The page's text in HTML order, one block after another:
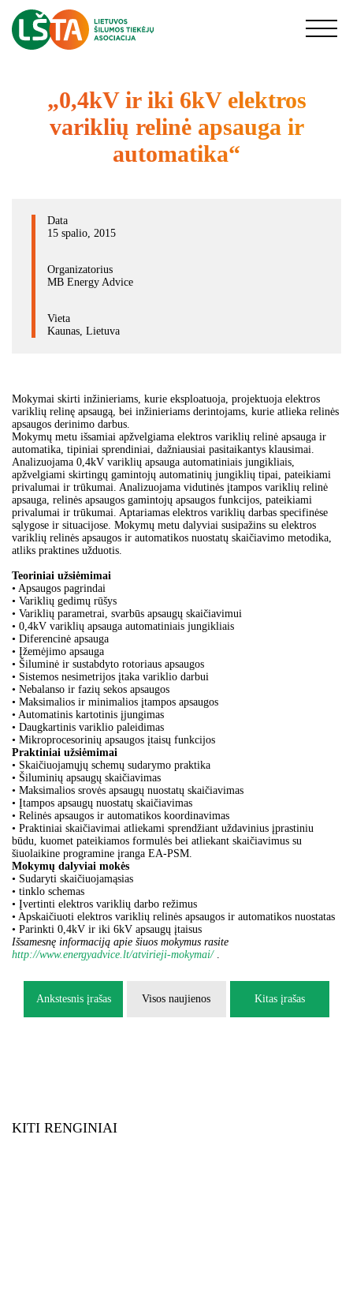
Asociacija
„0,4kV ir iki 6kV elektros
variklių relinė apsauga ir
automatika“
Data
15 spalio, 2015
Organizatorius
MB Energy Advice
Vieta
Kaunas, Lietuva
Mokymai skirti inžinieriams, kurie eksploatuoja, projektuoja elektros
variklių relinę apsaugą, bei inžinieriams derintojams, kurie atlieka relinės
apsaugos derinimo darbus.
Mokymų metu išsamiai apžvelgiama elektros variklių relinė apsauga ir
automatika, tipiniai sprendiniai, dažniausiai pasitaikantys klausimai.
Analizuojama 0,4kV variklių apsauga automatiniais jungikliais,
apžvelgiami skirtingų gamintojų automatinių jungiklių tipai, pateikiami
privalumai ir trūkumai. Analizuojama vidutinės įtampos variklių relinė
apsauga, relinės apsaugos gamintojų apsaugos funkcijos, pateikiami
privalumai ir trūkumai. Aptariamas elektros variklių darbas specifinėse
sąlygose ir situacijose. Mokymų metu dalyviai susipažins su elektros
variklių relinės apsaugos ir automatikos nuostatų skaičiavimo metodika,
atliks praktines užduotis.
Teoriniai užsiėmimai
• Apsaugos pagrindai
• Variklių gedimų rūšys
• Variklių parametrai, svarbūs apsaugų skaičiavimui
• 0,4kV variklių apsauga automatiniais jungikliais
• Diferencinė apsauga
• Įžemėjimo apsauga
• Šiluminė ir sustabdyto rotoriaus apsaugos
• Sistemos nesimetrijos įtaka variklio darbui
• Nebalanso ir fazių sekos apsaugos
• Maksimalios ir minimalios įtampos apsaugos
• Automatinis kartotinis įjungimas
• Daugkartinis variklio paleidimas
• Mikroprocesorinių apsaugos įtaisų funkcijos
Praktiniai užsiėmimai
• Skaičiuojamųjų schemų sudarymo praktika
• Šiluminių apsaugų skaičiavimas
• Maksimalios srovės apsaugų nuostatų skaičiavimas
• Įtampos apsaugų nuostatų skaičiavimas
• Relinės apsaugos ir automatikos koordinavimas
• Praktiniai skaičiavimai atliekami sprendžiant uždavinius įprastiniu
būdu, kuomet pateikiamos formulės bei atliekant skaičiavimus su
šiuolaikine programine įranga EA-PSM.
Mokymų dalyviai mokės
• Sudaryti skaičiuojamąsias
• tinklo schemas
• Įvertinti elektros variklių darbo režimus
• Apskaičiuoti elektros variklių relinės apsaugos ir automatikos nuostatas
• Parinkti 0,4kV ir iki 6kV apsaugų įtaisus
Išsamesnę informaciją apie šiuos mokymus rasite
http://www.energyadvice.lt/atvirieji-mokymai/ .
Ankstesnis įrašas Visos naujienos Kitas įrašas
KITI RENGINIAI